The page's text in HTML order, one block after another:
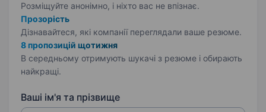
Розміщуйте анонімно, і ніхто вас не впізнає.
Прозорість
Дізнавайтеся, які компанії переглядали ваше резюме.
8 пропозицій щотижня
В середньому отримують шукачі з резюме і обирають
найкращі.
Ваші ім'я та прізвище